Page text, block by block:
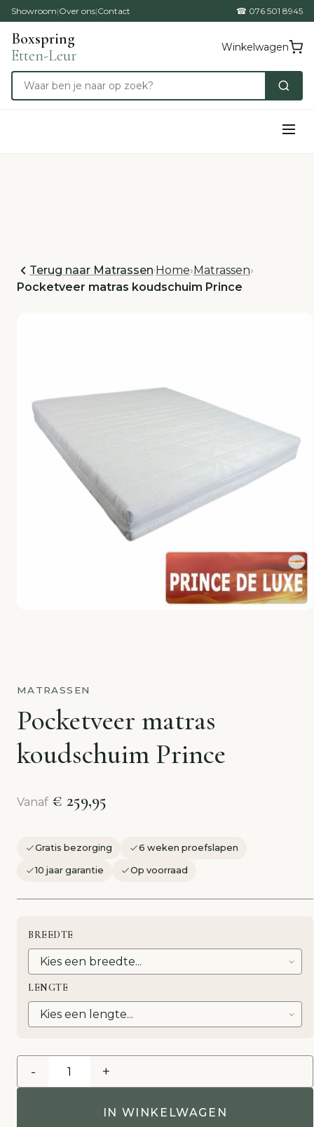
Showroom|Over ons|Contact ☎ 076 501 8945
Boxspring
Etten-Leur
Winkelwagen
Terug naar Matrassen·Home›Matrassen›
Pocketveer matras koudschuim Prince
MATRASSEN
Pocketveer matras
koudschuim Prince
Vanaf € 259,95
Gratis bezorging 6 weken proefslapen
10 jaar garantie Op voorraad
BREEDTE
LENGTE
- +
IN WINKELWAGEN